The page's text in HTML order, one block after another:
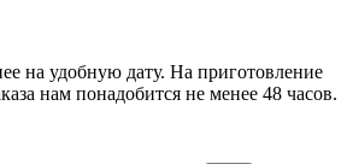
на удобную дату. На приготовление
нам понадобится не менее 48 часов.